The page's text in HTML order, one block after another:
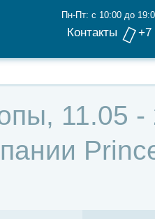
Контакты
Пн-Пт: с 10:00 до
+7
11.05 -